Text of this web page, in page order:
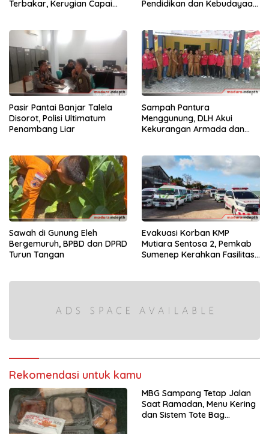
Terbakar, Kerugian Capai
Pendidikan dan Kebudayaan
Pasir Pantai Banjar Talela
Disorot, Polisi Ultimatum
Penambang Liar
Sampah Pantura
Menggunung, DLH Akui
Kekurangan Armada dan
Sawah di Gunung Eleh
Bergemuruh, BPBD dan DPRD
Turun Tangan
Evakuasi Korban KMP
Mutiara Sentosa 2, Pemkab
Sumenep Kerahkan Fasilitas
Rekomendasi untuk kamu
MBG Sampang Tetap Jalan
Saat Ramadan, Menu Kering
dan Sistem Tote Bag